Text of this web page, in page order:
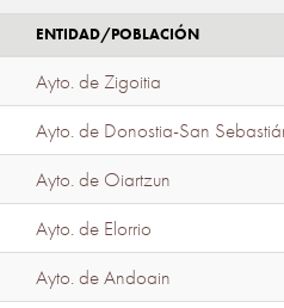
ENTIDAD/POBLACIÓN
Ayto. de Zigoitia
Ayto. de Donostia-San
Ayto. de Oiartzun
Ayto. de Elorrio
Ayto. de Andoain